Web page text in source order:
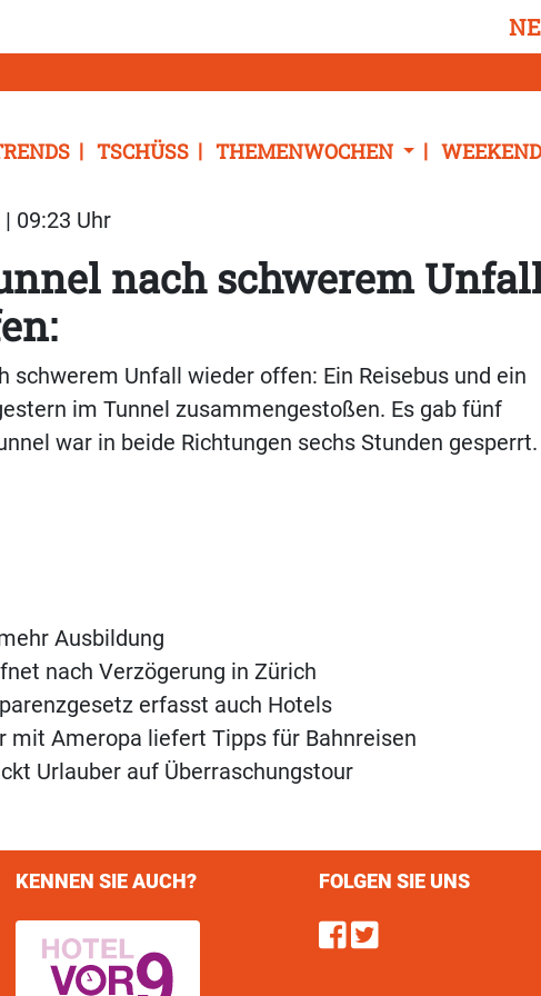
TSCHÜSS THEMENWOCHEN WEEKEND
09:23 Uhr
nach schwerem
schwerem Unfall wieder offen: Ein Reisebus und ein
im Tunnel zusammengestoßen. Es gab fünf
war in beide Richtungen sechs Stunden gesperrt.
Ausbildung
nach Verzögerung in Zürich
erfasst auch Hotels
mit Ameropa liefert Tipps für Bahnreisen
Urlauber auf Überraschungstour
KENNEN SIE AUCH? FOLGEN SIE UNS
Find us on
Follow us